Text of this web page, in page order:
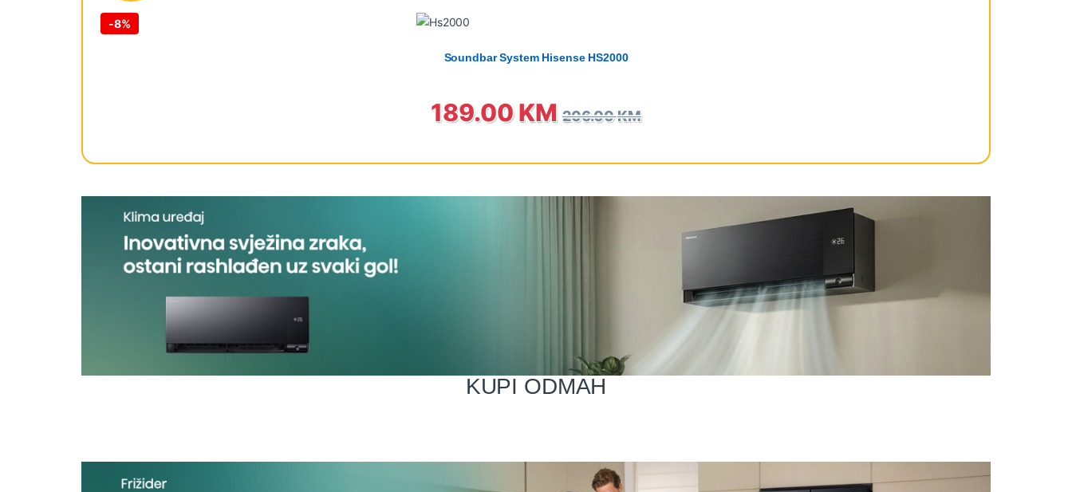
-8%
Soundbar System Hisense HS2000
189.00KM 206.00KM
KUPI ODMAH